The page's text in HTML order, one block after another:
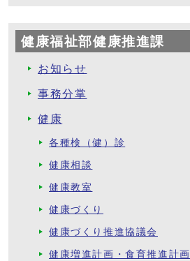
健康福祉部健康推進課
お知らせ
事務分掌
健康
各種検（健）診
健康相談
健康教室
健康づくり
健康づくり推進協議会
健康増進計画・食育推進計画